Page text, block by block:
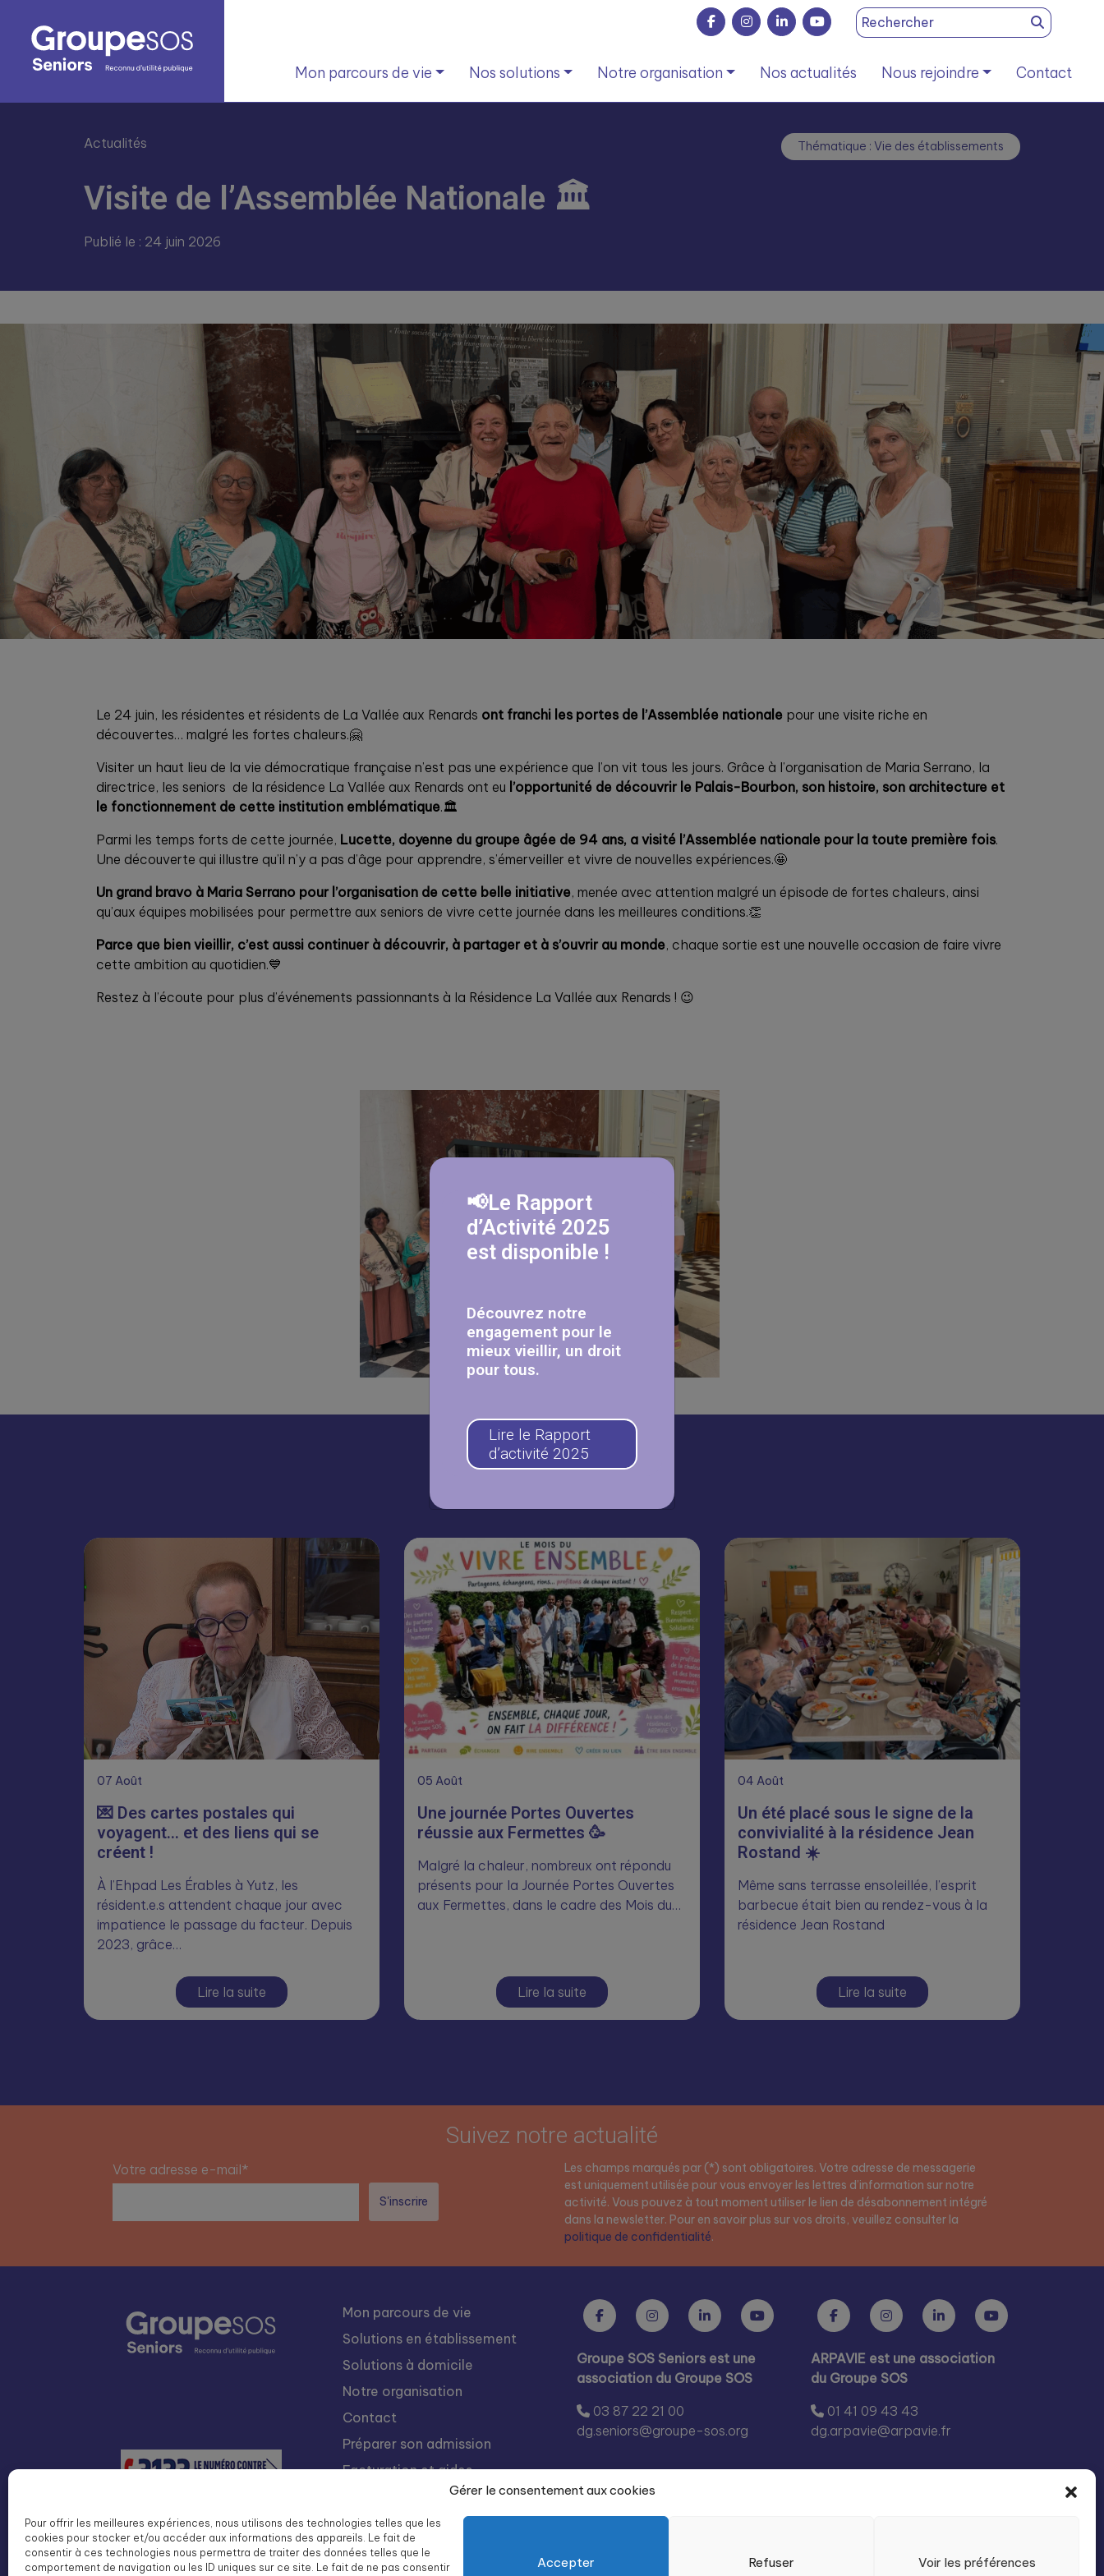
Gérer le consentement aux cookies
Pour offrir les meilleures expériences, nous utilisons des technologies telles que les
cookies pour stocker et/ou accéder aux informations des appareils. Le fait de
consentir à ces technologies nous permettra de traiter des données telles que le
comportement de navigation ou les ID uniques sur ce site. Le fait de ne pas consentir
Accepter Refuser Voir les préférences
Search
for:
Mon parcours de vie Nos solutions Notre organisation Nos actualités Nous rejoindre Contact
Actualités Thématique : Vie des établissements
Visite de l’Assemblée Nationale 🏛️
Publié le : 24 juin 2026
Le 24 juin, les résidentes et résidents de La Vallée aux Renards ont franchi les portes de l’Assemblée nationale pour une visite riche en
découvertes… malgré les fortes chaleurs.🤗
Visiter un haut lieu de la vie démocratique française n’est pas une expérience que l’on vit tous les jours. Grâce à l’organisation de Maria Serrano, la
directrice, les seniors de la résidence La Vallée aux Renards ont eu l’opportunité de découvrir le Palais-Bourbon, son histoire, son architecture et
le fonctionnement de cette institution emblématique.🏛️
Parmi les temps forts de cette journée, Lucette, doyenne du groupe âgée de 94 ans, a visité l’Assemblée nationale pour la toute première fois.
Une découverte qui illustre qu’il n’y a pas d’âge pour apprendre, s’émerveiller et vivre de nouvelles expériences.🤩
Un grand bravo à Maria Serrano pour l’organisation de cette belle initiative, menée avec attention malgré un épisode de fortes chaleurs, ainsi
qu’aux équipes mobilisées pour permettre aux seniors de vivre cette journée dans les meilleures conditions.👏
Parce que bien vieillir, c’est aussi continuer à découvrir, à partager et à s’ouvrir au monde, chaque sortie est une nouvelle occasion de faire vivre
cette ambition au quotidien.💙
Restez à l’écoute pour plus d’événements passionnants à la Résidence La Vallée aux Renards ! 😉
À lire aussi
07 Août
💌 Des cartes postales qui
voyagent… et des liens qui se
créent !
À l’Ehpad Les Érables à Yutz, les
résident.e.s attendent chaque jour avec
impatience le passage du facteur. Depuis
2023, grâce…
Lire la suite
05 Août
Une journée Portes Ouvertes
réussie aux Fermettes 🥳
Malgré la chaleur, nombreux ont répondu
présents pour la Journée Portes Ouvertes
aux Fermettes, dans le cadre des Mois du…
Lire la suite
04 Août
Un été placé sous le signe de la
convivialité à la résidence Jean
Rostand ☀️
Même sans terrasse ensoleillée, l’esprit
barbecue était bien au rendez-vous à la
résidence Jean Rostand
Lire la suite
Suivez notre actualité
Votre adresse e-mail*
Les champs marqués par (*) sont obligatoires. Votre adresse de messagerie
est uniquement utilisée pour vous envoyer les lettres d’information sur notre
activité. Vous pouvez à tout moment utiliser le lien de désabonnement intégré
dans la newsletter. Pour en savoir plus sur vos droits, veuillez consulter la
politique de confidentialité.
Mon parcours de vie
Solutions en établissement
Solutions à domicile
Notre organisation
Contact
Préparer son admission
Facturation et aides
Intégration
Liste des résidences Groupe
SOS Seniors
Groupe SOS Seniors est une
association du Groupe SOS
03 87 22 21 00
dg.seniors@groupe-sos.org
ARPAVIE est une association
du Groupe SOS
01 41 09 43 43
dg.arpavie@arpavie.fr
📢Le Rapport
d’Activité 2025
est disponible !
Découvrez notre
engagement pour le
mieux vieillir, un droit
pour tous.
Lire le Rapport
d’activité 2025